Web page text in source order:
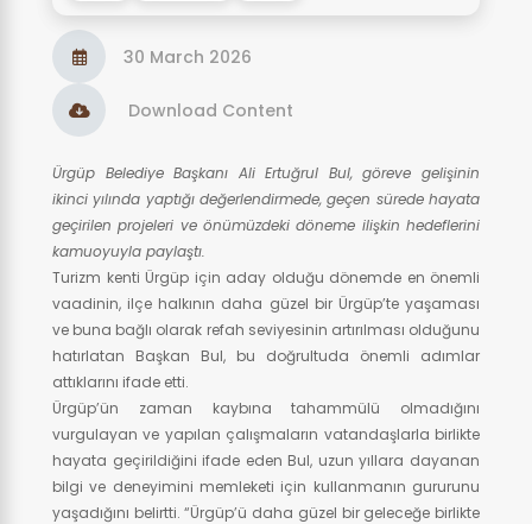
30 March 2026
Download Content
Ürgüp Belediye Başkanı Ali Ertuğrul Bul, göreve gelişinin
ikinci yılında yaptığı değerlendirmede, geçen sürede hayata
geçirilen projeleri ve önümüzdeki döneme ilişkin hedeflerini
kamuoyuyla paylaştı.
Turizm kenti Ürgüp için aday olduğu dönemde en önemli
vaadinin, ilçe halkının daha güzel bir Ürgüp’te yaşaması
ve buna bağlı olarak refah seviyesinin artırılması olduğunu
hatırlatan Başkan Bul, bu doğrultuda önemli adımlar
attıklarını ifade etti.
Ürgüp’ün zaman kaybına tahammülü olmadığını
vurgulayan ve yapılan çalışmaların vatandaşlarla birlikte
hayata geçirildiğini ifade eden Bul, uzun yıllara dayanan
bilgi ve deneyimini memleketi için kullanmanın gururunu
yaşadığını belirtti. “Ürgüp’ü daha güzel bir geleceğe birlikte